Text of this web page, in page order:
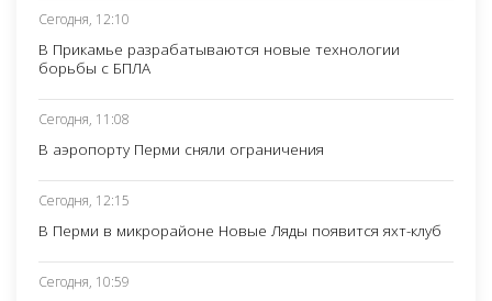
Сегодня, 12:10
В Прикамье разрабатываются новые технологии
борьбы с БПЛА
Сегодня, 11:08
В аэропорту Перми сняли ограничения
Сегодня, 12:15
В Перми в микрорайоне Новые Ляды появится яхт-клуб
Сегодня, 10:59